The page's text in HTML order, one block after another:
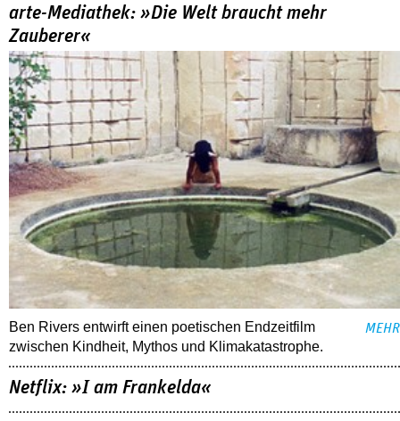
arte-Mediathek: »Die Welt braucht mehr
Zauberer«
Ben Rivers entwirft einen poetischen Endzeitfilm
zwischen Kindheit, Mythos und Klimakatastrophe.
MEHR
Netflix: »I am Frankelda«